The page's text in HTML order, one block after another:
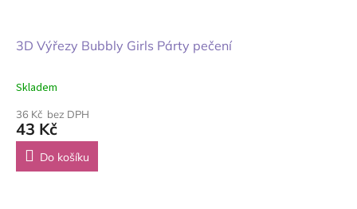
3D Výřezy Bubbly Girls Párty pečení
Skladem
36 Kč bez DPH
43 Kč
Do košíku